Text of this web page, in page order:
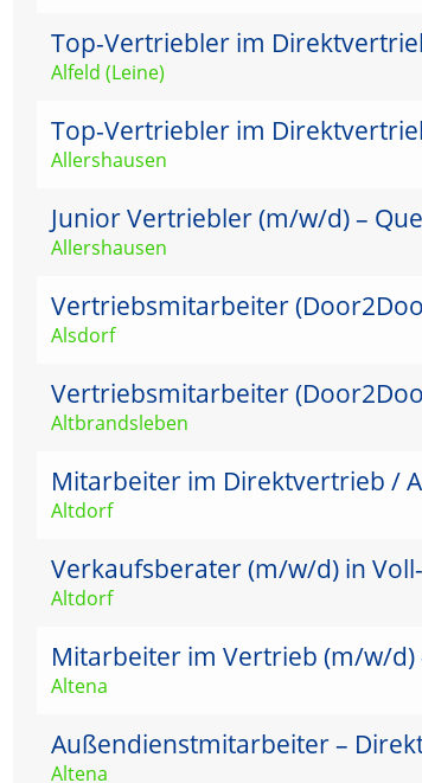
Top-Vertriebler im
Alfeld (Leine)
Top-Vertriebler im
Allershausen
Junior Vertriebler (m/w/d) –
Allershausen
Vertriebsmitarbeiter
Alsdorf
Vertriebsmitarbeiter
Altbrandsleben
Mitarbeiter im Direktvertrieb /
Altdorf
Verkaufsberater (m/w/d) in
Altdorf
Mitarbeiter im Vertrieb (m/w/d)
Altena
Außendienstmitarbeiter –
Altena